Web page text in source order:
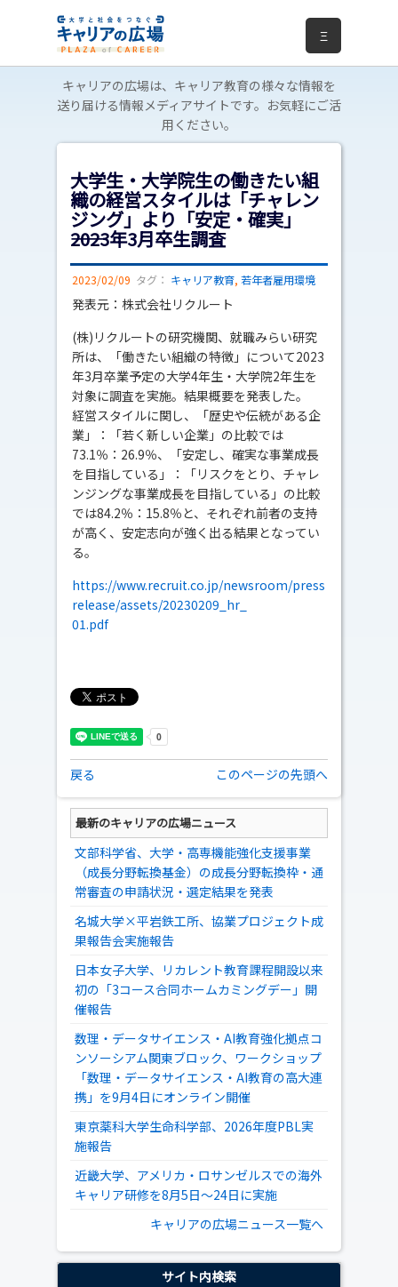
Ξ
キャリアの広場は、キャリア教育の様々な情報を
送り届ける情報メディアサイトです。お気軽にご活
用ください。
大学生・大学院生の働きたい組
織の経営スタイルは「チャレン
ジング」より「安定・確実」
――2023年3月卒生調査
2023/02/09 タグ： キャリア教育, 若年者雇用環境
発表元：株式会社リクルート
(株)リクルートの研究機関、就職みらい研究
所は、「働きたい組織の特徴」について2023
年3月卒業予定の大学4年生・大学院2年生を
対象に調査を実施。結果概要を発表した。
経営スタイルに関し、「歴史や伝統がある企
業」：「若く新しい企業」の比較では
73.1％：26.9％、「安定し、確実な事業成長
を目指している」：「リスクをとり、チャレ
ンジングな事業成長を目指している」の比較
では84.2％：15.8％と、それぞれ前者の支持
が高く、安定志向が強く出る結果となってい
る。
https://www.recruit.co.jp/newsroom/press
release/assets/20230209_hr_
01.pdf
戻る このページの先頭へ
最新のキャリアの広場ニュース
文部科学省、大学・高専機能強化支援事業
（成長分野転換基金）の成長分野転換枠・通
常審査の申請状況・選定結果を発表
名城大学×平岩鉄工所、協業プロジェクト成
果報告会実施報告
日本女子大学、リカレント教育課程開設以来
初の「3コース合同ホームカミングデー」開
催報告
数理・データサイエンス・AI教育強化拠点コ
ンソーシアム関東ブロック、ワークショップ
「数理・データサイエンス・AI教育の高大連
携」を9月4日にオンライン開催
東京薬科大学生命科学部、2026年度PBL実
施報告
近畿大学、アメリカ・ロサンゼルスでの海外
キャリア研修を8月5日～24日に実施
キャリアの広場ニュース一覧へ
サイト内検索